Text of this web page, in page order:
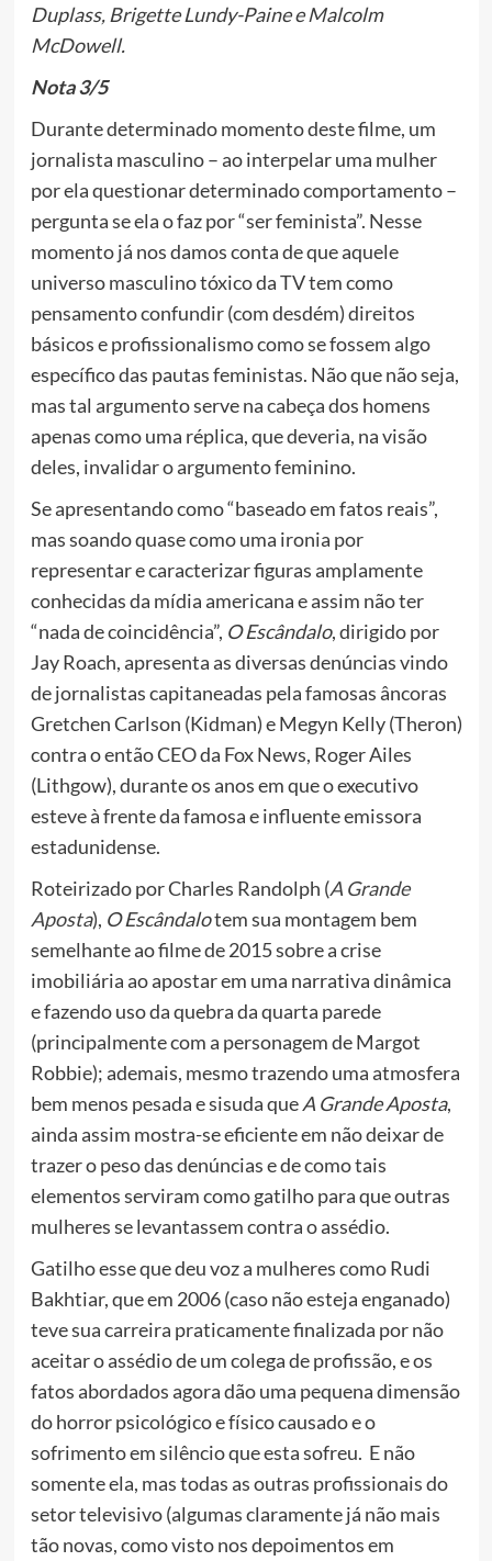
Duplass, Brigette Lundy-Paine e Malcolm
McDowell.
Nota 3/5
Durante determinado momento deste filme, um
jornalista masculino –ao interpelar uma mulher
por ela questionar determinado comportamento –
perguntase ela o fazpor “ser feminista”. Nesse
momento já nos damos conta de que aquele
universo masculino tóxico da TV tem como
pensamento confundir (com desdém) direitos
básicos e profissionalismo como se fossem algo
específico das pautas feministas. Não que não seja,
mas tal argumento serve na cabeça dos homens
apenas como uma réplica, que deveria, na visão
deles, invalidar o argumento feminino.
Se apresentando como “baseado em fatos reais”,
mas soando quase como uma ironia por
representar e caracterizar figuras amplamente
conhecidas da mídia americana e assim não ter
“nada de coincidência”, O Escândalo, dirigido por
Jay Roach, apresenta as diversas denúncias vindo
de jornalistas capitaneadas pela famosas âncoras
Gretchen Carlson (Kidman) eMegyn Kelly(Theron)
contra o então CEO da Fox News, Roger Ailes
(Lithgow), durante os anos em que o executivo
esteve à frente da famosa e influente emissora
estadunidense.
Roteirizado por Charles Randolph (A Grande
Aposta), O Escândalotem sua montagem bem
semelhante ao filme de 2015 sobre a crise
imobiliária ao apostar em uma narrativa dinâmica
e fazendo uso da quebra da quarta parede
(principalmente com a personagem de Margot
Robbie); ademais, mesmo trazendo uma atmosfera
bem menos pesada e sisuda queA Grande Aposta,
ainda assim mostra-se eficiente em não deixar de
trazer o peso das denúncias e de como tais
elementos serviram como gatilho para que outras
mulheres se levantassem contra o assédio.
Gatilho esse que deu voz a mulheres comoRudi
Bakhtiar, que em 2006 (caso não esteja enganado)
teve sua carreira praticamente finalizada por não
aceitar o assédio de um colega de profissão, e os
fatos abordados agora dão uma pequena dimensão
do horror psicológico e físico causado e o
sofrimento em silêncio que esta sofreu. E não
somente ela, mas todas as outras profissionais do
setor televisivo (algumas claramente já não mais
tão novas, como visto nos depoimentos em